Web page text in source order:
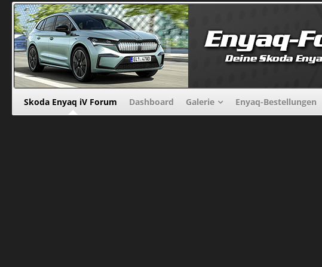
Skoda Enyaq iV Forum Dashboard Galerie Enyaq-Bestellungen